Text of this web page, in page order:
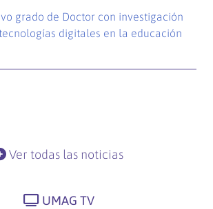
grado de Doctor con investigación
digitales en la educación
Ver todas las noticias
UMAG TV